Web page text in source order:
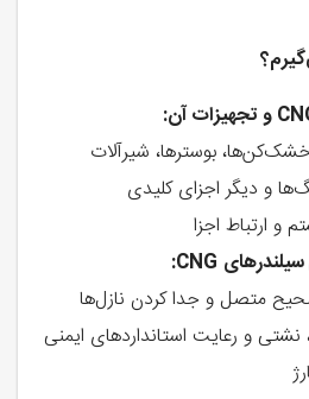
و تجهیزات آن:
بوسترها، شیرآلات
و دیگر اجزای کلیدی
و ارتباط اجزا
CNG
:
متصل و جدا کردن نازل‌ها
نشتی و رعایت استانداردهای ایمنی